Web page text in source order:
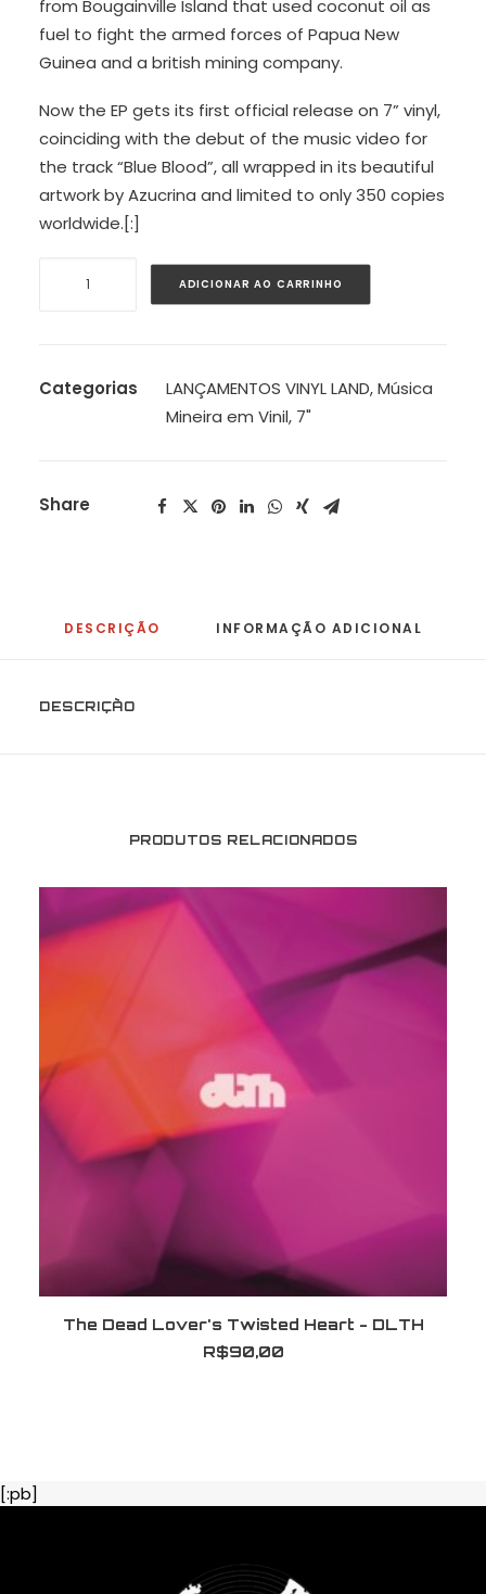
from Bougainville Island that used coconut oil as
fuel to fight the armed forces of Papua New
Guinea and a british mining company.
Now the EP gets its first official release on 7” vinyl,
coinciding with the debut of the music video for
the track “Blue Blood”, all wrapped in its beautiful
artwork by Azucrina and limited to only 350 copies
worldwide.[:]
ADICIONAR AO CARRINHO
Categorias LANÇAMENTOS VINYL LAND,Música
Mineira em Vinil, 7"
Share
DESCRIÇÃO INFORMAÇÃO ADICIONAL
DESCRIÇÃO
PRODUTOS RELACIONADOS
ADICIONAR AO CARRINHO
The Dead Lover's Twisted Heart - DLTH
R$90,00
[:pb]